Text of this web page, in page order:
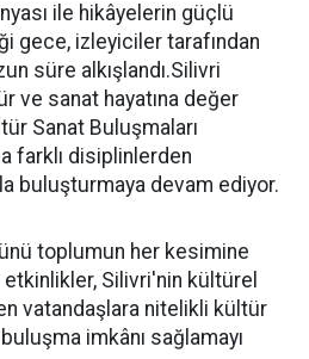
ile hikâyelerin güçlü
gece, izleyiciler tarafından
süre alkışlandı.Silivri
ve sanat hayatına değer
Sanat Buluşmaları
farklı disiplinlerden
buluşturmaya devam ediyor.
toplumun her kesimine
etkinlikler, Silivri'nin kültürel
vatandaşlara nitelikli kültür
imkânı sağlamayı